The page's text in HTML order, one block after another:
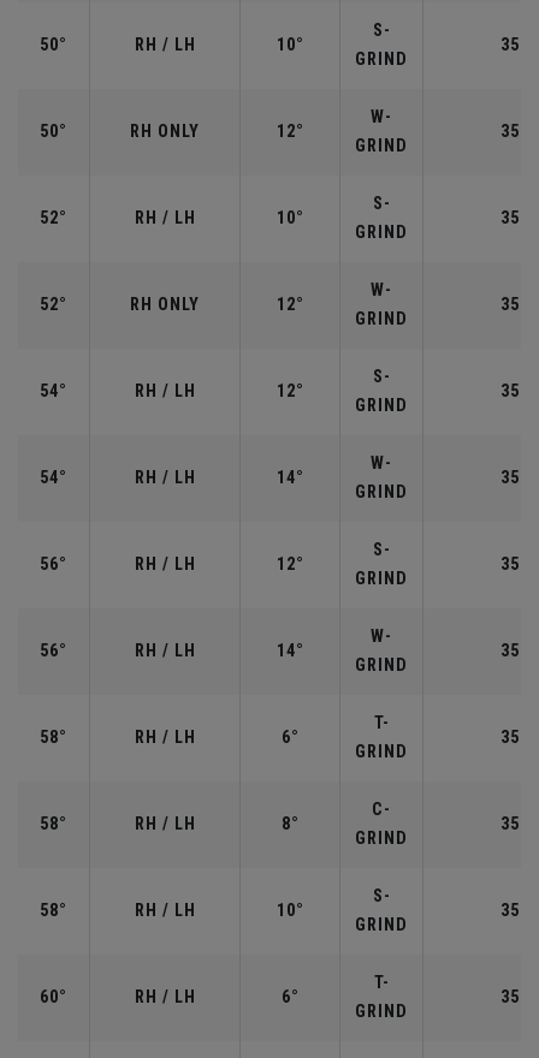
50° RH / LH 10°
S-
GRIND
50° RH ONLY 12°
W-
GRIND
52° RH / LH 10°
S-
GRIND
52° RH ONLY 12°
W-
GRIND
54° RH / LH 12°
S-
GRIND
54° RH / LH 14°
W-
GRIND
56° RH / LH 12°
S-
GRIND
56° RH / LH 14°
W-
GRIND
58° RH / LH 6°
T-
GRIND
58° RH / LH 8°
C-
GRIND
58° RH / LH 10°
S-
GRIND
60° RH / LH 6°
T-
GRIND